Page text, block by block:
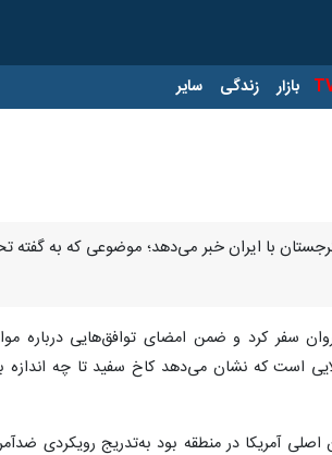
بازار زندگی سایر